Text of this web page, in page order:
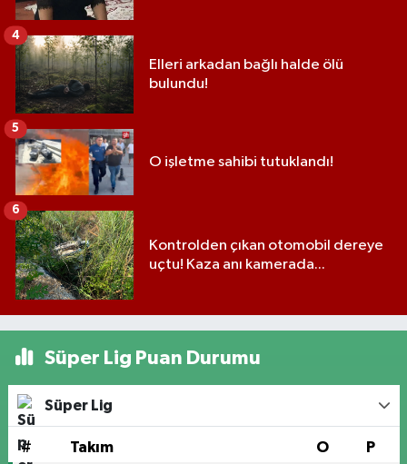
Elleri arkadan bağlı halde ölü
bulundu!
4
O işletme sahibi tutuklandı!
5
Kontrolden çıkan otomobil dereye
uçtu! Kaza anı kamerada...
6
Süper Lig Puan Durumu
Süper Lig
# Takım O P